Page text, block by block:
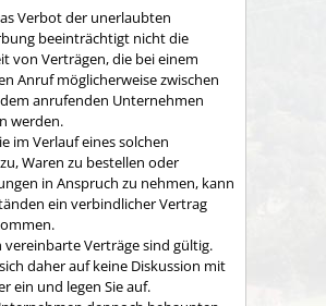
Verbot der unerlaubten
beeinträchtigt nicht die
von Verträgen, die bei einem
Anruf möglicherweise zwischen
anrufenden Unternehmen
werden.
im Verlauf eines solchen
Waren zu bestellen oder
in Anspruch zu nehmen, kann
ein verbindlicher Vertrag
vereinbarte Verträge sind gültig.
daher auf keine Diskussion mit
ein und legen Sie auf.